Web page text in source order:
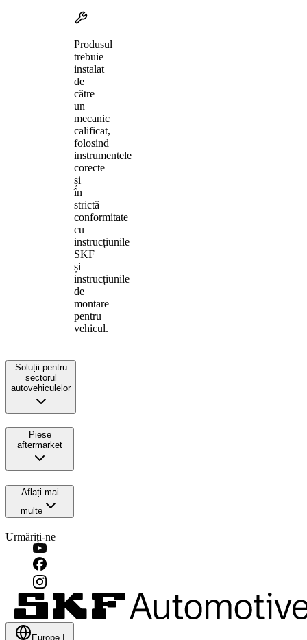
Produsul
trebuie
instalat
de
către
un
mecanic
calificat,
folosind
instrumentele
corecte
și
în
strictă
conformitate
cu
instrucțiunile
SKF
și
instrucțiunile
de
montare
pentru
vehicul.
Soluții pentru
sectorul
autovehiculelor
Piese
aftermarket
Aflați mai
multe
Urmăriți-ne
Europe